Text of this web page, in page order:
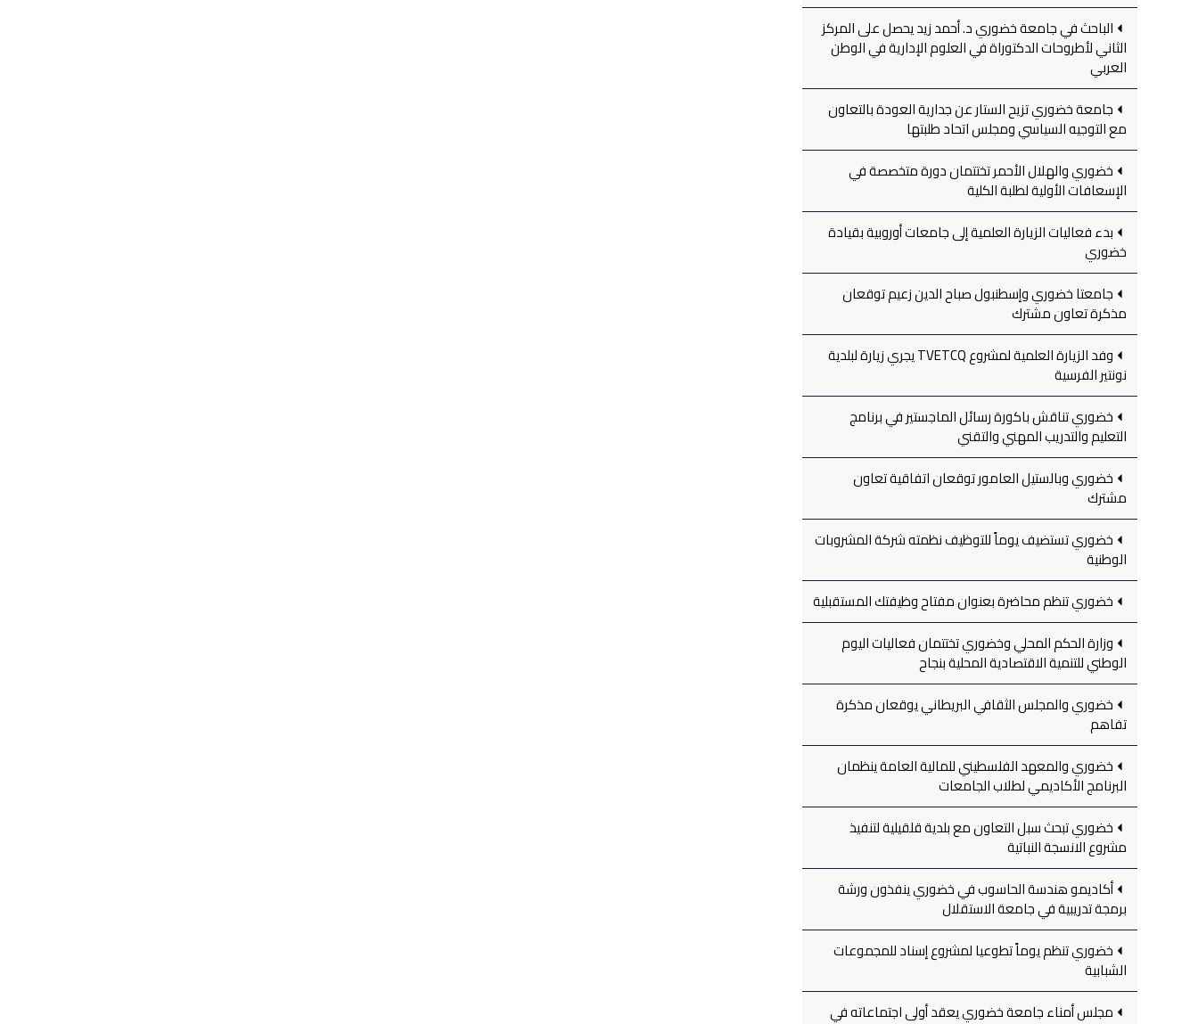
الباحث في جامعة خضوري د. أحمد زيد يحصل على المركز
الثاني لأطروحات الدكتوراة في العلوم الإدارية في الوطن
العربي
جامعة خضوري تزيح الستار عن جدارية العودة بالتعاون
مع التوجيه السياسي ومجلس اتحاد طلبتها
خضوري والهلال الأحمر تختتمان دورة متخصصة في
الإسعافات الأولية لطلبة الكلية
بدء فعاليات الزيارة العلمية إلى جامعات أوروبية بقيادة
خضوري
جامعتا خضوري وإسطنبول صباح الدين زعيم توقعان
مذكرة تعاون مشترك
وفد الزيارة العلمية لمشروع TVETCQ يجري زيارة لبلدية
نونتير الفرسية
خضوري تناقش باكورة رسائل الماجستير في برنامج
التعليم والتدريب المهني والتقني
خضوري وبالستيل العامور توقعان اتفاقية تعاون
مشترك
خضوري تستضيف يوماً للتوظيف نظمته شركة المشروبات
الوطنية
خضوري تنظم محاضرة بعنوان مفتاح وظيفتك المستقبلية
وزارة الحكم المحلي وخضوري تختتمان فعاليات اليوم
الوطني للتنمية الاقتصادية المحلية بنجاح
خضوري والمجلس الثقافي البريطاني يوقعان مذكرة
تفاهم
خضوري والمعهد الفلسطيني للمالية العامة ينظمان
البرنامج الأكاديمي لطلاب الجامعات
خضوري تبحث سبل التعاون مع بلدية قلقيلية لتنفيذ
مشروع الانسجة النباتية
أكاديمو هندسة الحاسوب في خضوري ينفذون ورشة
برمجة تدريبية في جامعة الاستقلال
خضوري تنظم يوماً تطوعيا لمشروع إسناد للمجموعات
الشبابية
مجلس أمناء جامعة خضوري يعقد أولى اجتماعاته في